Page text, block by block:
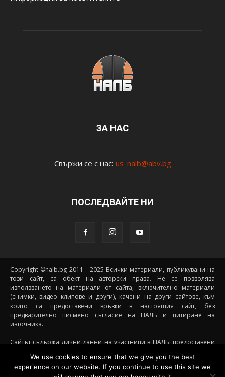
ЗА НАС
Свържи се с нас: us_nalb@abv.bg
ПОСЛЕДВАЙТЕ НИ
Copyright ©nalb.bg 2011 - 2025 Всички материали, публикувани на
този сайт, са обект на авторски права. Не се позволява
използването на материали от сайта, включително материали
(снимки, видео клипове и други), качени на други сайтове, към
които са предоставени връзки в настоящия сайт, без
предварително писмено съгласие на НАЛБ и цитиране на
източника.
Сайтът съдържа лични данни на участници в НАЛБ, предоставени
случай че става дума за непълнолетни участници) посредством
подписани декларации за участие, съгласявайки се данните им да
We use cookies to ensure that we give you the best
experience on our website. If you continue to use this site we